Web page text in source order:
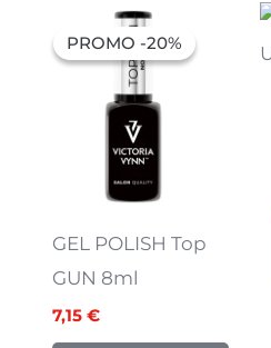
PROMO -20%
PROMO -20%
GEL POLISH Top
GUN 8ml
preço
original
7,15 €
preço
atual
7,15 €.